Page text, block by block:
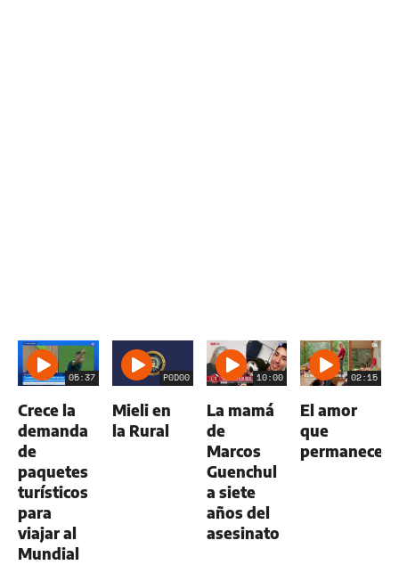
05:37
Crece la
demanda
de
paquetes
turísticos
para
viajar al
Mundial
P0D00
Mieli en
la Rural
10:00
La mamá
de
Marcos
Guenchul
a siete
años del
asesinato
02:15
El amor
que
permanece